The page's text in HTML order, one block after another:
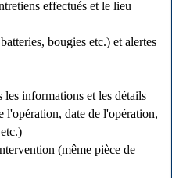
effectués et le lieu
bougies etc.) et alertes
informations et les détails
l'opération, date de l'opération,
(même pièce de